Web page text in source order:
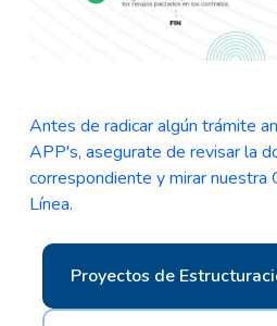
Antes de radicar algún trámite
APP's, asegurate de revisar la
correspondiente y mirar nuestra
Línea.
Proyectos de